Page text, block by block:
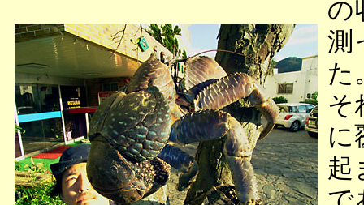
の
測
た
そ
に
起